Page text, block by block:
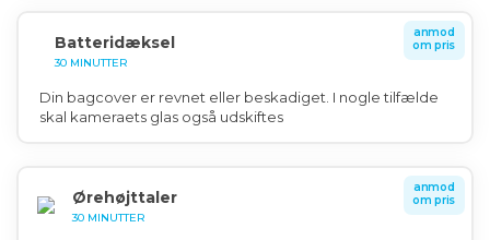
Batteridæksel
30 MINUTTER
anmod
om pris
Din bagcover er revnet eller beskadiget. I nogle tilfælde
skal kameraets glas også udskiftes
Ørehøjttaler
30 MINUTTER
anmod
om pris